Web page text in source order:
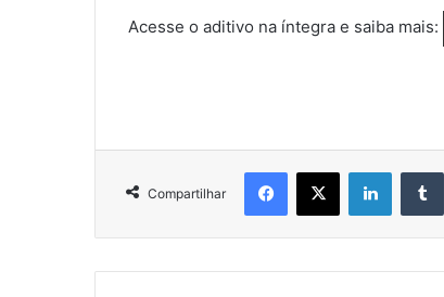
Acesse o aditivo na íntegra e saiba mais:
Compartilhar
Facebook
X Linkedin